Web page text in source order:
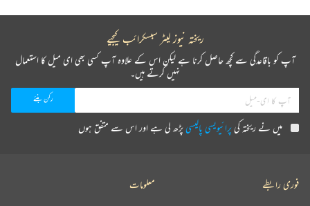
ریختہ نیوز لیٹر سبسکرائب کیجیے
آپ کو باقاعدگی سے کچھ حاصل کرنا ہے لیکن اس کے علاوہ آپ کسی بھی ای میل کا استعمال
نہیں کرتے ہیں۔
میں نے ریختہ کیپرائیویسی پالیسیپڑھ لی ہے اور اس سے متفق ہوں
فوری رابطے معلومات